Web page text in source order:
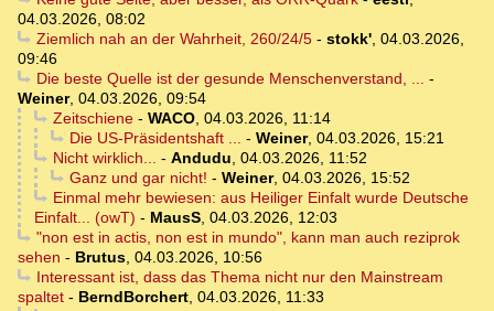
04.03.2026, 08:02
Ziemlich nah an der Wahrheit, 260/24/5- stokk', 04.03.2026,
09:46
Die beste Quelle ist der gesunde Menschenverstand, ... -
Weiner, 04.03.2026, 09:54
Zeitschiene- WACO, 04.03.2026, 11:14
Die US-Präsidentshaft ... - Weiner, 04.03.2026, 15:21
Nicht wirklich... - Andudu, 04.03.2026, 11:52
Ganz und gar nicht! - Weiner, 04.03.2026, 15:52
Einmal mehr bewiesen: aus Heiliger Einfalt wurde Deutsche
Einfalt... (owT) - MausS, 04.03.2026, 12:03
"non est in actis, non est in mundo", kann man auch reziprok
sehen - Brutus, 04.03.2026, 10:56
Interessant ist, dass das Thema nicht nur den Mainstream
spaltet - BerndBorchert, 04.03.2026, 11:33